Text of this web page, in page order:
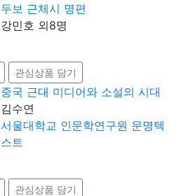
두보 근체시 명편
강민호 외8명
관심상품 담기
중국 근대 미디어와 소설의 시대
김수연
서울대학교 인문학연구원 문명텍
스트
관심상품 담기